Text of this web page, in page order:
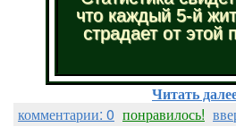
что каждый 5-й
страдает от этой
Читать
комментарии: 0 понравилось!